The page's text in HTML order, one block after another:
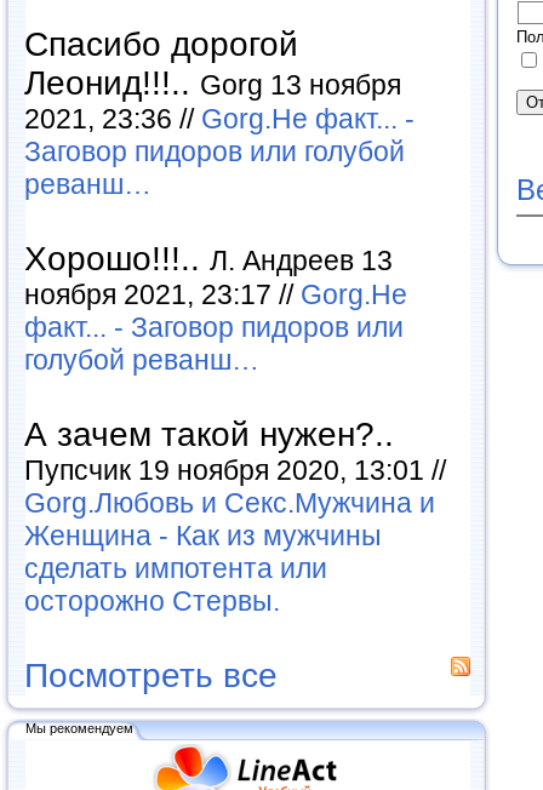
Спасибо дорогой
Леонид!!!.. Gorg 13 ноября
2021, 23:36 // Gorg.Не факт... -
Заговор пидоров или голубой
реванш…
Хорошо!!!.. Л. Андреев 13
ноября 2021, 23:17 // Gorg.Не
факт... - Заговор пидоров или
голубой реванш…
А зачем такой нужен?..
Пупсчик 19 ноября 2020, 13:01 //
Gorg.Любовь и Секс.Мужчина и
Женщина - Как из мужчины
сделать импотента или
осторожно Стервы.
Посмотреть все
Мы рекомендуем